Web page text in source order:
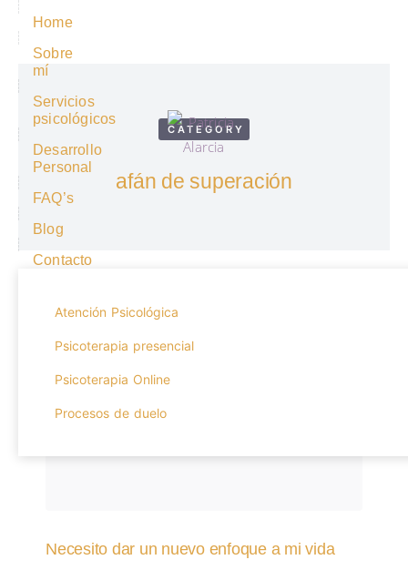
Home
Sobre
mí
Servicios
psicológicos
Atención Psicológica
Psicoterapia presencial
Psicoterapia Online
Procesos de duelo
Desarrollo
Personal
FAQ’s
Blog
Contacto
CATEGORY
afán de superación
Necesito dar un nuevo enfoque a mi vida